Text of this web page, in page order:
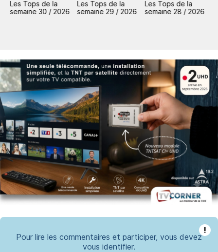
Les Tops de la
semaine 30 / 2026
Les Tops de la
semaine 29 / 2026
Les Tops de la
semaine 28 / 2026
!
Pour lire les commentaires et participer, vous devez
vous identifier.